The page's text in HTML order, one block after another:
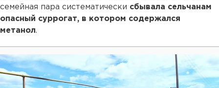
семейная пара систематически сбывала сельчанам
опасный суррогат, в котором содержался
метанол.